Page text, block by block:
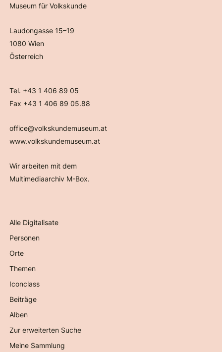
Museum für Volkskunde
Laudongasse 15–19
1080 Wien
Österreich
Tel. +43 1 406 89 05
Fax +43 1 406 89 05.88
office@volkskundemuseum.at
www.volkskundemuseum.at
Wir arbeiten mit dem
Multimediaarchiv M-Box.
Alle Digitalisate
Personen
Orte
Themen
Iconclass
Beiträge
Alben
Zur erweiterten Suche
Meine Sammlung